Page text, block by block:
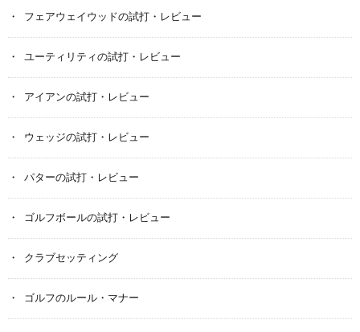
フェアウェイウッドの試打・レビュー
ユーティリティの試打・レビュー
アイアンの試打・レビュー
ウェッジの試打・レビュー
パターの試打・レビュー
ゴルフボールの試打・レビュー
クラブセッティング
ゴルフのルール・マナー